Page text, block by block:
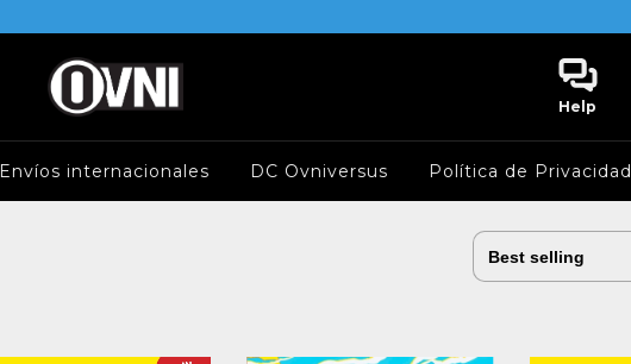
Help
Envíos internacionales DC Ovniversus Política de Privacidad